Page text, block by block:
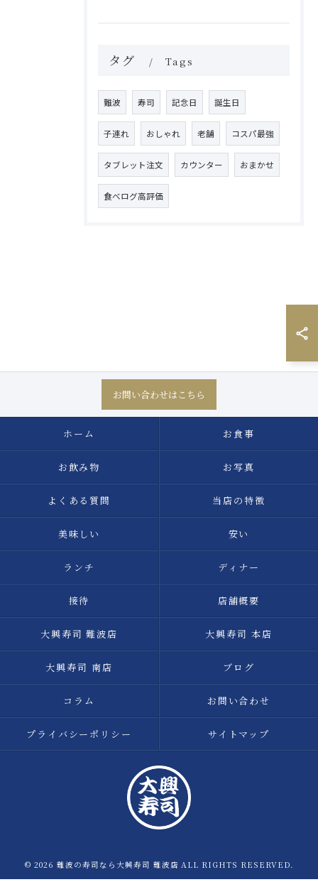
タグ Tags
難波 寿司 記念日 誕生日
子連れ おしゃれ 老舗 コスパ最強
タブレット注文 カウンター おまかせ
食べログ高評価
お問い合わせはこちら
ホーム お食事
お飲み物 お写真
よくある質問 当店の特徴
美味しい 安い
ランチ ディナー
接待 店舗概要
大興寿司 難波店 大興寿司 本店
大興寿司 南店 ブログ
コラム お問い合わせ
プライバシーポリシー サイトマップ
© 2026 難波の寿司なら大興寿司 難波店 ALL RIGHTS RESERVED.